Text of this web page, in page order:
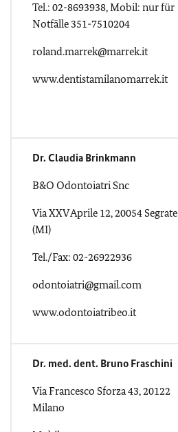
Tel.: 02-8693938, Mobil: nur für
Notfälle 351-7510204
roland.marrek@marrek.it
www.dentistamilanomarrek.it
Dr. Claudia Brinkmann
B&O Odontoiatri Snc
Via XXV Aprile 12, 20054 Segrate
(MI)
Tel./Fax: 02-26922936
odontoiatri@gmail.com
www.odontoiatribeo.it
Dr. med. dent. Bruno Fraschini
Via Francesco Sforza 43, 20122
Milano